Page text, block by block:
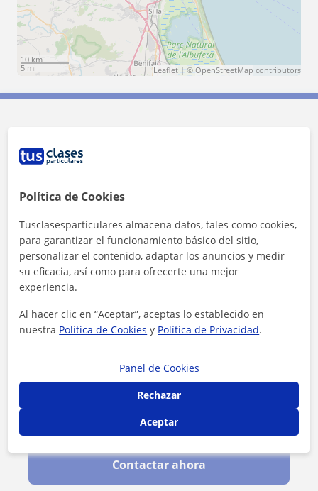
10 km
5 mi
Leaflet | © OpenStreetMap contributors
Al hacer clic, aceptas nuestroaviso legal
Contactar ahora
Política de Cookies
Tusclasesparticulares almacena datos, tales como cookies,
para garantizar el funcionamiento básico del sitio,
personalizar el contenido, adaptar los anuncios y medir
su eficacia, así como para ofrecerte una mejor
experiencia.
Al hacer clic en “Aceptar”, aceptas lo establecido en
nuestra Política de Cookies y Política de Privacidad.
Panel de Cookies
Rechazar
Aceptar